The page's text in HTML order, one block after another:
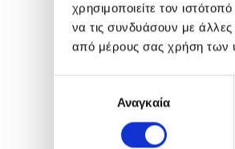
χρησιμοποιείτε τον
να τις συνδυάσουν με
από μέρους σας χρήση των
Αναγκαία